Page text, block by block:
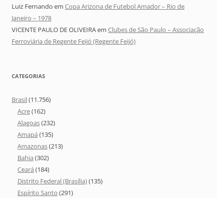
Luiz Fernando em Copa Arizona de Futebol Amador – Rio de
Janeiro – 1978
VICENTE PAULO DE OLIVEIRAem Clubes de São Paulo – Associação
Ferroviária de Regente Feijó (Regente Feijó)
CATEGORIAS
Brasil(11.756)
Acre(162)
Alagoas(232)
Amapá (135)
Amazonas(213)
Bahia (302)
Ceará (184)
Distrito Federal (Brasília)(135)
Espírito Santo (291)